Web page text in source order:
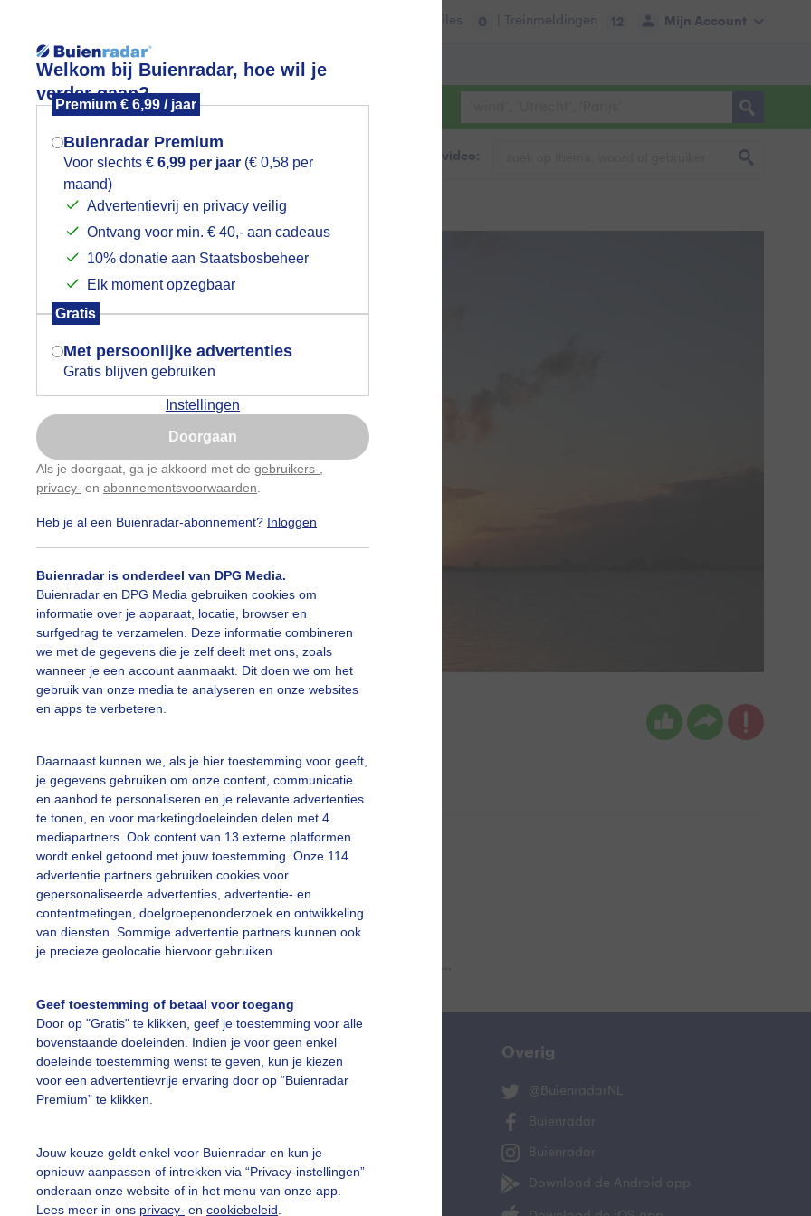
Welkom bij Buienradar, hoe wil je
verder gaan?
Premium € 6,99 / jaar
Buienradar Premium
Voor slechts € 6,99 per jaar (€ 0,58 per
maand)
Advertentievrij en privacy veilig
Ontvang voor min. € 40,- aan cadeaus
10% donatie aan Staatsbosbeheer
Elk moment opzegbaar
Gratis
Met persoonlijke advertenties
Gratis blijven gebruiken
Instellingen
Doorgaan
Als je doorgaat, ga je akkoord met de gebruikers-
privacy- en abonnementsvoorwaarden
Heb je al een Buienradar-abonnement? Inloggen
Buienradar is onderdeel van DPG Media.
Buienradar en DPG Media gebruiken cookies om
informatie over je apparaat, locatie, browser en
surfgedrag te verzamelen. Deze informatie combineren
we met de gegevens die je zelf deelt met ons, zoals
wanneer je een account aanmaakt. Dit doen we om het
gebruik van onze media te analyseren en onze websites
en apps te verbeteren.
Daarnaast kunnen we, als je hier toestemming voor geeft,
je gegevens gebruiken om onze content, communicatie
en aanbod te personaliseren en je relevante advertenties
te tonen, en voor marketingdoeleinden delen met 4
mediapartners. Ook content van 13 externe platformen
wordt enkel getoond met jouw toestemming. Onze 114
advertentie partners gebruiken cookies voor
gepersonaliseerde advertenties, advertentie- en
contentmetingen, doelgroepenonderzoek en ontwikkeling
van diensten. Sommige advertentie partners kunnen ook
je precieze geolocatie hiervoor gebruiken.
Geef toestemming of betaal voor toegang
Door op "Gratis" te klikken, geef je toestemming voor alle
bovenstaande doeleinden. Indien je voor geen enkel
doeleinde toestemming wenst te geven, kun je kiezen
voor een advertentievrije ervaring door op “Buienradar
Premium” te klikken.
Jouw keuze geldt enkel voor Buienradar en kun je
opnieuw aanpassen of intrekken via “Privacy-instellingen”
onderaan onze website of in het menu van onze app.
Lees meer in ons privacy- en cookiebeleid
Mijn Account
Files 0 | Treinmeldingen 12
Lees meer.
Foto en video Weerzine
Zoeken in foto & video:
maar wel een frisse zonsopkomst vanmorgen
Zonsopkomst
slideshow
vragen
Mijn weer
De Bilt
Overig
@BuienradarNL
Buienradar
Buienradar
Download de Android app
Mogen we je locatie gebruiken voor
het weer?
Indien je hier nog geen akkoord op hebt
gegeven, verschijnt er zo een pop-up uit
je browser waarin deze toestemming
gevraagd wordt.
Is goed, toon de popup
Nu niet, misschien later
Gebruik je Safari en wil je niet elke dag deze pop-up
Klikhierom dit aan te passen